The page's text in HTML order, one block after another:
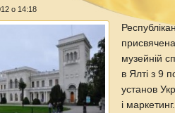
о 14:18
музейній
в Ялті з 9
установ
і маркетинг.